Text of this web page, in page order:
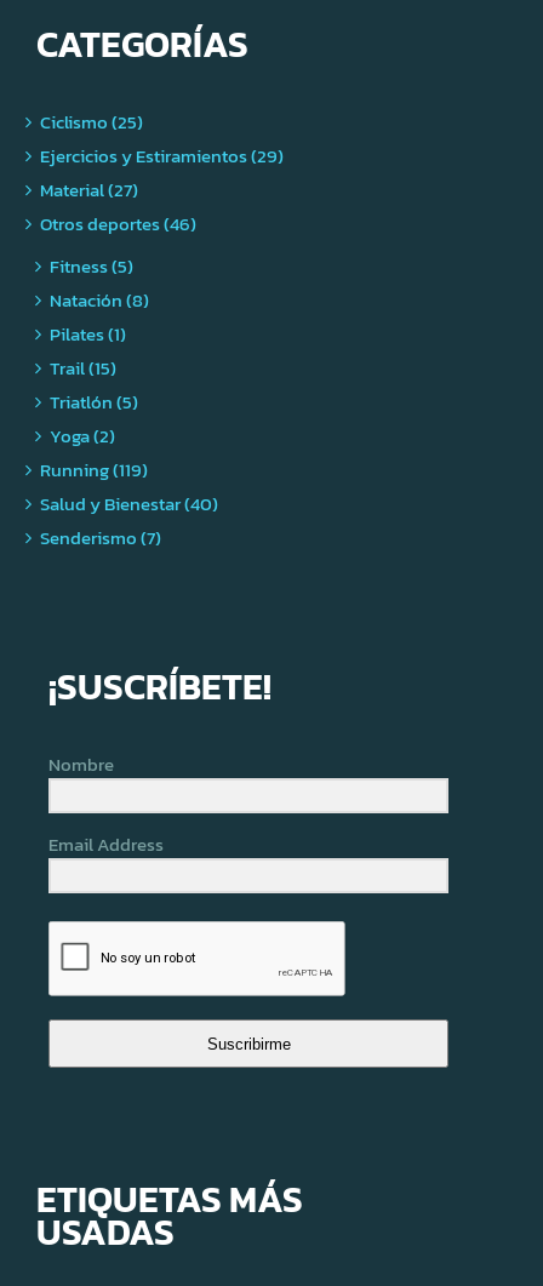
CATEGORÍAS
Ciclismo (25)
Ejercicios y Estiramientos (29)
Material (27)
Otros deportes (46)
Fitness (5)
Natación (8)
Pilates (1)
Trail (15)
Triatlón (5)
Yoga (2)
Running (119)
Salud y Bienestar (40)
Senderismo (7)
¡SUSCRÍBETE!
Nombre
Email Address
Suscribirme
ETIQUETAS MÁS
USADAS